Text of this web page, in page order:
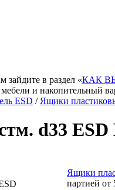
зайдите в раздел «КАК
и накопительный
ESD / Ящики
d33
Ящики
партией от